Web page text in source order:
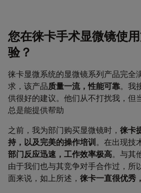
您在徕卡手术显微镜使
验？
徕卡显微系统的显微镜系列产品完全
求，该产品质量一流，性能可靠。我
供很好的建议。他们从不打扰我，但
总是能提供帮助
之前，我为部门购买显微镜时， 徕卡
持，以及完美的操作培训 。在出现技
部门反应迅速，工作效率极高。与其
由于我们也与其竞争对手合作过，所
面来说，如上所述， 徕卡一直很优秀